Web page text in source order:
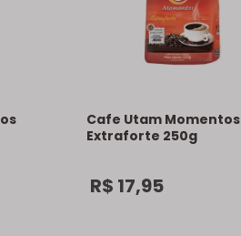
Cafe Utam Momentos
Extraforte 250g
R$ 17,95